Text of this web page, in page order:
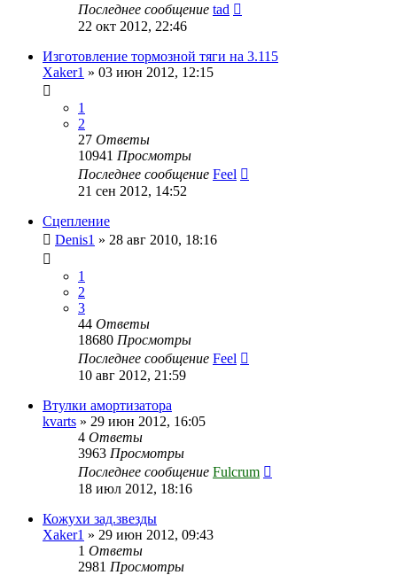
Последнее сообщение tad
22 окт 2012, 22:46
Изготовление тормозной тяги на 3.115
Xaker1 » 03 июн 2012, 12:15
1
2
27 Ответы
10941 Просмотры
Последнее сообщение Feel
21 сен 2012, 14:52
Сцепление
Denis1 » 28 авг 2010, 18:16
1
2
3
44 Ответы
18680 Просмотры
Последнее сообщение Feel
10 авг 2012, 21:59
Втулки амортизатора
kvarts » 29 июн 2012, 16:05
4 Ответы
3963 Просмотры
Последнее сообщение Fulcrum
18 июл 2012, 18:16
Кожухи зад.звезды
Xaker1 » 29 июн 2012, 09:43
1 Ответы
2981 Просмотры